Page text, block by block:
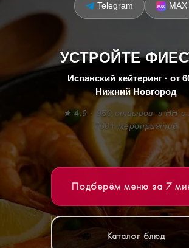
Подберём меню за 7
Каталог блюд
Telegram MAX
УСТРОЙТЕ
Испанский кейтеринг · от
Нижний Новгород
★ 4.9 · 950 отзывов в НН с
700+ мероприятий